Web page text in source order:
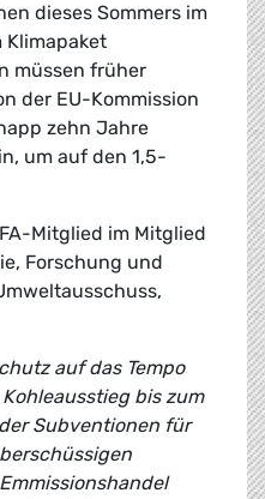
dieses Sommers im
Klimapaket
müssen früher
der EU-Kommission
zehn Jahre
um auf den 1,5-
Mitglied im Mitglied
Forschung und
auf das Tempo
bis zum
Subventionen für